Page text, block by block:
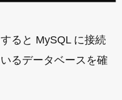
ると MySQL に接続
るデータベースを確